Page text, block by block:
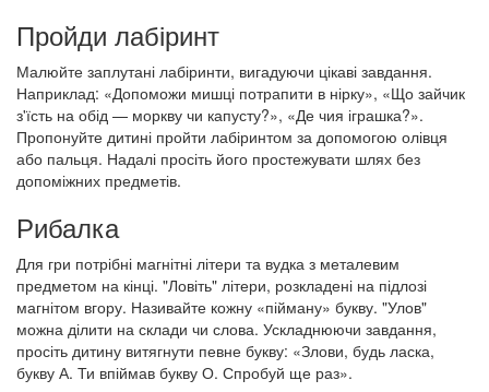
Пройди лабіринт
Малюйте заплутані лабіринти, вигадуючи цікаві завдання.
Наприклад: «Допоможи мишці потрапити в нірку», «Що зайчик
з'їсть на обід — моркву чи капусту?», «Де чия іграшка?».
Пропонуйте дитині пройти лабіринтом за допомогою олівця
або пальця. Надалі просіть його простежувати шлях без
допоміжних предметів.
Рибалка
Для гри потрібні магнітні літери та вудка з металевим
предметом на кінці. "Ловіть" літери, розкладені на підлозі
магнітом вгору. Називайте кожну «пійману» букву. "Улов"
можна ділити на склади чи слова. Ускладнюючи завдання,
просіть дитину витягнути певне букву: «Злови, будь ласка,
букву А. Ти впіймав букву О. Спробуй ще раз».